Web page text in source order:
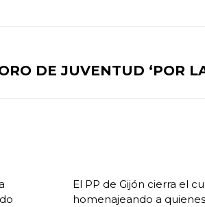
DE JUVENTUD ‘POR
El PP de Gijón cierra el
homenajeando a